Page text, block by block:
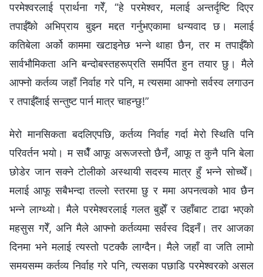
परमेश्‍वरलाई प्रार्थना गरेँ, “हे परमेश्‍वर, मलाई अन्तर्दृष्टि दिएर
तपाईँको अभिप्राय बुझ्न मद्दत गर्नुभएकामा धन्यवाद छ। मलाई
कतिबेला अर्को काममा खटाइनेछ भन्ने थाहा छैन, तर म तपाईँको
सार्वभौमिकता अनि बन्दोबस्तहरूप्रति समर्पित हुन तयार छु। मैले
आफ्नो कर्तव्य जहाँ निर्वाह गरे पनि, म त्यसमा आफ्नो सर्वस्व लगाउन
र तपाईँलाई सन्तुष्ट पार्न मात्र चाहन्छु!”
मेरो मानसिकता बदलिएपछि, कर्तव्य निर्वाह गर्दा मेरो स्थिति पनि
परिवर्तन भयो। म सधैँ आफू अरूजस्तो छैनँ, आफू त कुनै पनि बेला
छोडेर जान सक्ने टोलीको अस्थायी सदस्य मात्र हुँ भन्ने सोच्थेँ।
मलाई आफू सबैभन्दा तल्लो स्तरमा छु र ममा अपनत्वको भाव छैन
भन्ने लाग्थ्यो। मैले परमेश्‍वरलाई गलत बुझेँ र उहाँबाट टाढा भएको
महसुस गरेँ, अनि मैले आफ्नो कर्तव्यमा सर्वस्व दिइनँ। तर आजका
दिनमा भने मलाई त्यस्तो पटक्कै लाग्दैन। मैले जहाँ वा जति लामो
समयसम्म कर्तव्य निर्वाह गरे पनि, त्यसका पछाडि परमेश्‍वरको असल